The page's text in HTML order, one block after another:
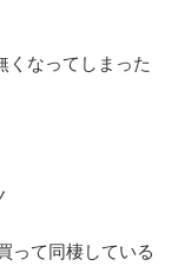
くなってしまった
って同棲している